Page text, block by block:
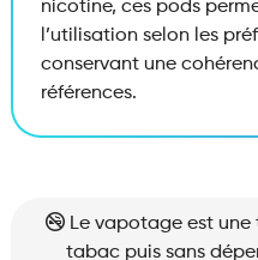
nicotine, ces pods
l’utilisation selon les
conservant une
références.
Le vapotage est une
tabac puis sans